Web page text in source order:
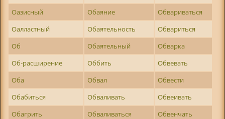
Оазисный
Обаяние
Обвариваться
Оалластный
Обаятельность
Обвариться
Об
Обаятельный
Обварка
Об-расширение
Оббить
Обвевать
Оба
Обвал
Обвести
Обабиться
Обваливать
Обвеивать
Обагрить
Обваливаться
Обвенчать